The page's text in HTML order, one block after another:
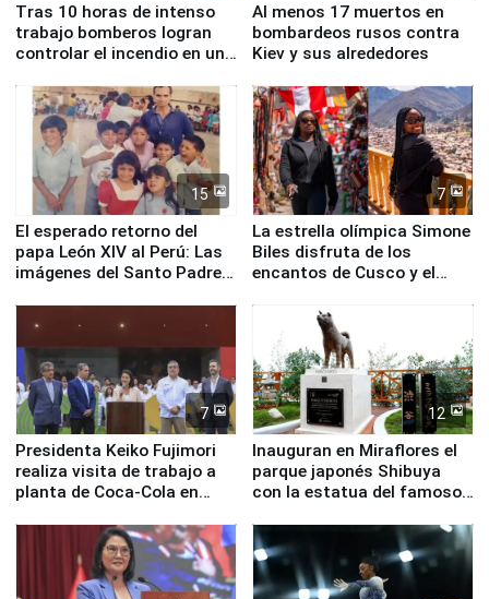
Tras 10 horas de intenso
trabajo bomberos logran
controlar el incendio en una
de Chile
Al menos 17 muertos en
bombardeos rusos contra
Kiev y sus alrededores
15
El esperado retorno del
papa León XIV al Perú: Las
imágenes del Santo Padre
7
La estrella olímpica Simone
Biles disfruta de los
encantos de Cusco y el
7
Presidenta Keiko Fujimori
realiza visita de trabajo a
planta de Coca-Cola en
12
Inauguran en Miraflores el
parque japonés Shibuya
con la estatua del famoso